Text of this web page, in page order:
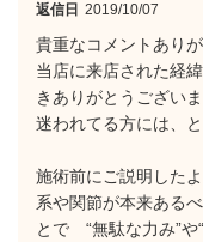
返信日 2019/10/07
貴重なコメントあり
当店に来店された経
きありがとうございま
迷われてる方には、
施術前にご説明した
系や関節が本来ある
とで “無駄な力み”や